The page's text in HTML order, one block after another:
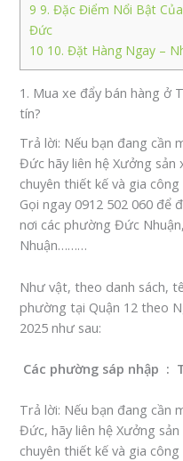
9 9. Đặc Điểm Nổi Bật
Đức
10 10. Đặt Hàng Ngay –
1. Mua xe đẩy bán hàng ở
tín?
Trả lời: Nếu bạn đang cần
Đức hãy liên hệXưởng sản
chuyên thiết kế và gia
Gọi ngay 0912 502 060 để
nơi các phường Đức
Nhuận………
Như vật, theo danh sách,
phường tại‍ Quận 12 theo
2025 như sau:
‍ Các‍ phường‍ sáp‍ nhập ‍ :
Trả lời: Nếu bạn đang cần
Đức, hãy liên hệXưởng
chuyên thiết kế và gia